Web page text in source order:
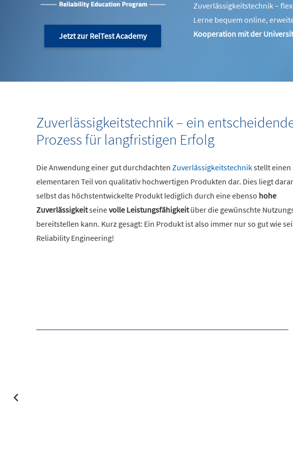
Jetzt zur RelTest Academy
Zuverlässigkeitstechnik –
Lerne bequem online,
Kooperation mit der
Zuverlässigkeitstechnik – ein
Prozess für langfristigen Erfolg
Die Anwendung einer gut durchdachten Zuverlässigkeitstechnikstellt einen
elementaren Teil von qualitativ hochwertigen Produkten dar. Dies liegt
selbst das höchstentwickelte Produkt lediglich durch eine ebenso hohe
Zuverlässigkeitseinevolle Leistungsfähigkeitüber die gewünschte
bereitstellen kann. Kurz gesagt: Ein Produkt ist also immer nur so gut wie
Reliability Engineering!